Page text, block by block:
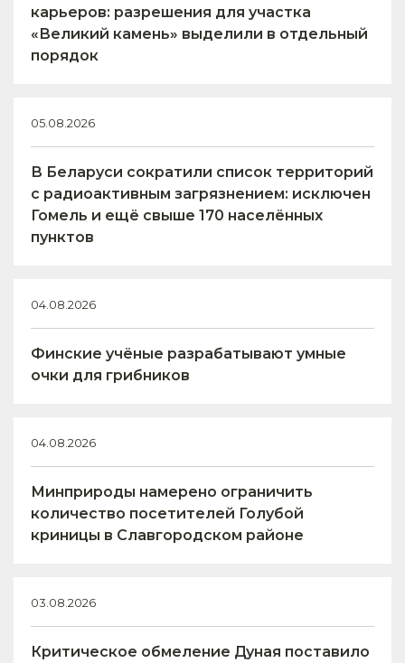
карьеров: разрешения для участка
«Великий камень» выделили в отдельный
порядок
05.08.2026
В Беларуси сократили список территорий
с радиоактивным загрязнением: исключен
Гомель и ещё свыше 170 населённых
пунктов
04.08.2026
Финские учёные разрабатывают умные
очки для грибников
04.08.2026
Минприроды намерено ограничить
количество посетителей Голубой
криницы в Славгородском районе
03.08.2026
Критическое обмеление Дуная поставило